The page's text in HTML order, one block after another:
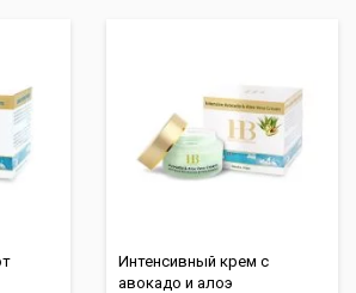
Интенсивный крем с
авокадо и алоэ